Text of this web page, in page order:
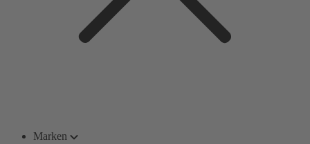
Marken